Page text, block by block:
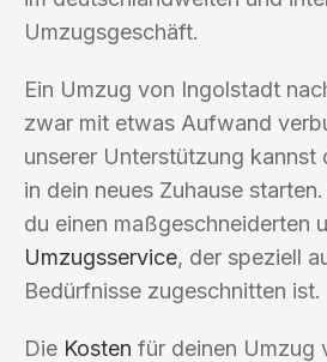
Umzugsgeschäft.
Ein Umzug von Ingolstadt
zwar mit etwas Aufwand
unserer Unterstützung kannst
in dein neues Zuhause
du einen maßgeschneiderten
Umzugsservice, der speziell
Bedürfnisse zugeschnitten ist.
Die Kosten für deinen Umzug